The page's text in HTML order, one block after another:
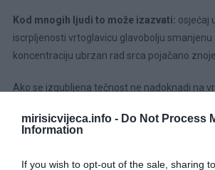
mirisicvijeca.info - Do Not Process
Information
If you wish to opt-out of the sale, sharing
Kod mnogih ljudi to može izazvati: osjećaj
iscrpljenosti vrtoglavicu glavobolju smanjenu
koncentraciju ubrzan rad srca pojačano
Ako se izgubljena tečnost ne nadoknadi na
ozbiljnije tegobe povezane sa dehidracijom
organizma. Sunčanica – česta posljedica
problema uzrokovanih visokim